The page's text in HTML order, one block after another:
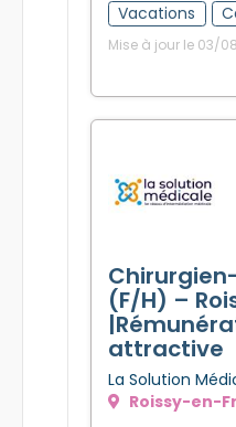
Vacations
Mise à jour le 03/
(F/H) –
attractive
La Solution
Roissy-en-